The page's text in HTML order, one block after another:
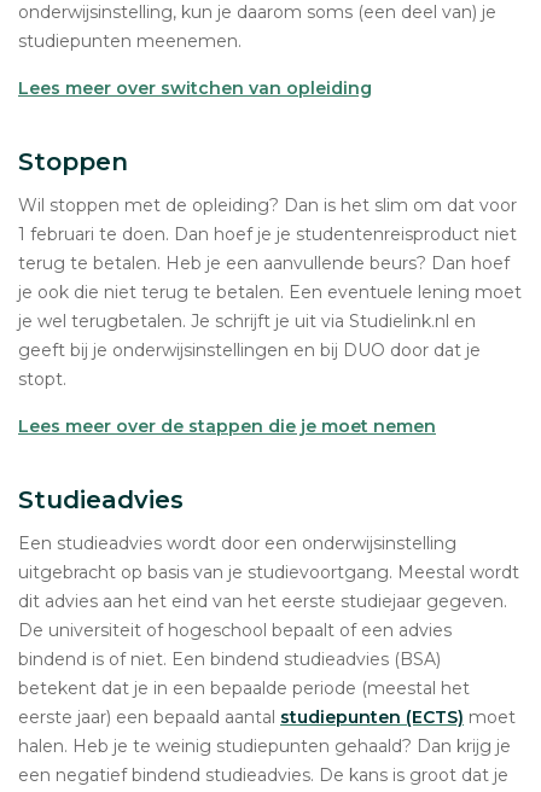
onderwijsinstelling, kun je daarom soms (een deel van) je
studiepunten meenemen.
Lees meer over switchen van opleiding
Stoppen
Wil stoppen met de opleiding? Dan is het slim om dat voor
1 februari te doen. Dan hoef je je studentenreisproduct niet
terug te betalen. Heb je een aanvullende beurs? Dan hoef
je ook die niet terug te betalen. Een eventuele lening moet
je wel terugbetalen. Je schrijft je uit via Studielink.nl en
geeft bij je onderwijsinstellingen en bij DUO door dat je
stopt.
Lees meer over de stappen die je moet nemen
Studieadvies
Een studieadvies wordt door een onderwijsinstelling
uitgebracht op basis van je studievoortgang. Meestal wordt
dit advies aan het eind van het eerste studiejaar gegeven.
De universiteit of hogeschool bepaalt of een advies
bindend is of niet. Een bindend studieadvies (BSA)
betekent dat je in een bepaalde periode (meestal het
eerste jaar) een bepaald aantal studiepunten (ECTS) moet
halen. Heb je te weinig studiepunten gehaald? Dan krijg je
een negatief bindend studieadvies. De kans is groot dat je